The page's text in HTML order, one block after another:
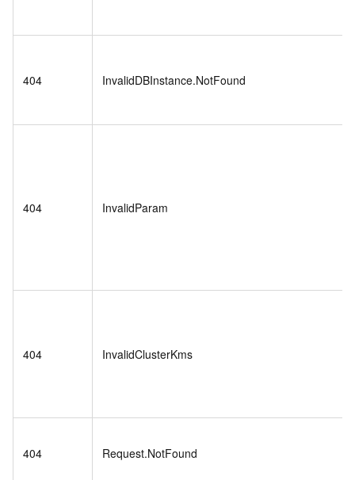
404 InvalidDBInstance.NotFound
404 InvalidParam
404 InvalidClusterKms
404 Request.NotFound